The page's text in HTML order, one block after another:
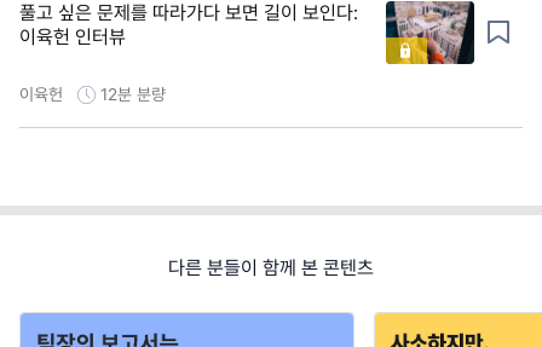
풀고 싶은 문제를 따라가다 보면 길이 보인다:
이육헌 인터뷰
이육헌 12분 분량
다른 분들이 함께 본 콘텐츠